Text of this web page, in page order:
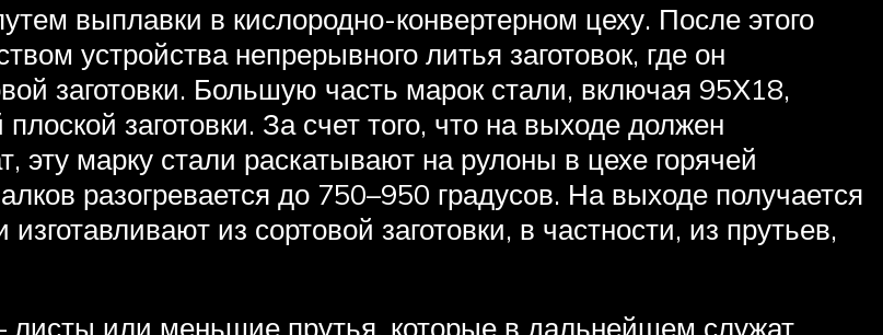
выплавки в кислородно-конвертерном цеху. После этого
устройства непрерывного литья заготовок, где он
заготовки. Большую часть марок стали, включая 95Х18,
заготовки. За счет того, что на выходе должен
эту марку стали раскатывают на рулоны в цехе горячей
разогревается до 750–950 градусов. На выходе получается
из сортовой заготовки, в частности, из прутьев,
листы или меньшие прутья, которые в дальнейшем служат